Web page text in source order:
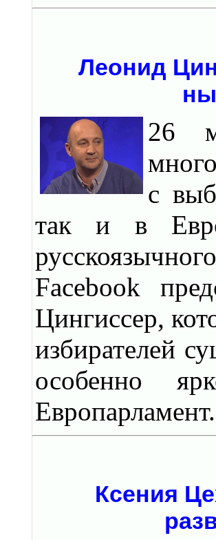
Леонид
26
с
так и в
Facebook
Цингиссер,
избирателей
особенно
Европарламент.
Ксения